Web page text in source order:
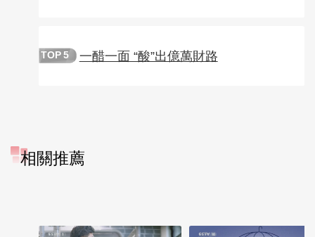
TOP 5 一醋一面 “酸”出億萬財路
相關推薦